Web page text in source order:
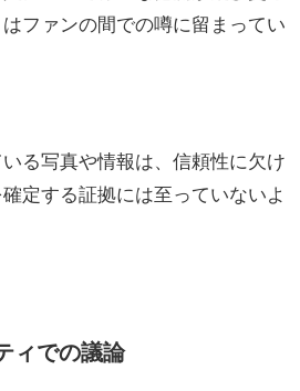
ファンの間での噂に留まってい
る写真や情報は、信頼性に欠け
定する証拠には至っていないよ
ィでの議論